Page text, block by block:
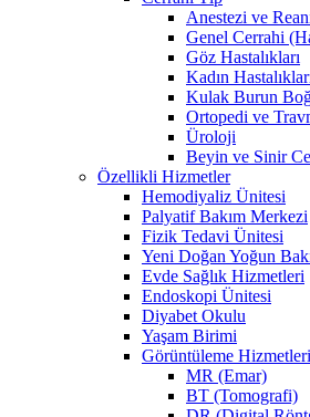
Anestezi ve
Genel Cerrahi
Göz Hastalıkları
Kadın
Kulak Burun
Ortopedi ve
Üroloji
Beyin ve Sinir
Özellikli Hizmetler
Hemodiyaliz Ünitesi
Palyatif Bakım Merkezi
Fizik Tedavi Ünitesi
Yeni Doğan Yoğun
Evde Sağlık Hizmetleri
Endoskopi Ünitesi
Diyabet Okulu
Yaşam Birimi
Görüntüleme Hizmetleri
MR (Emar)
BT (Tomografi)